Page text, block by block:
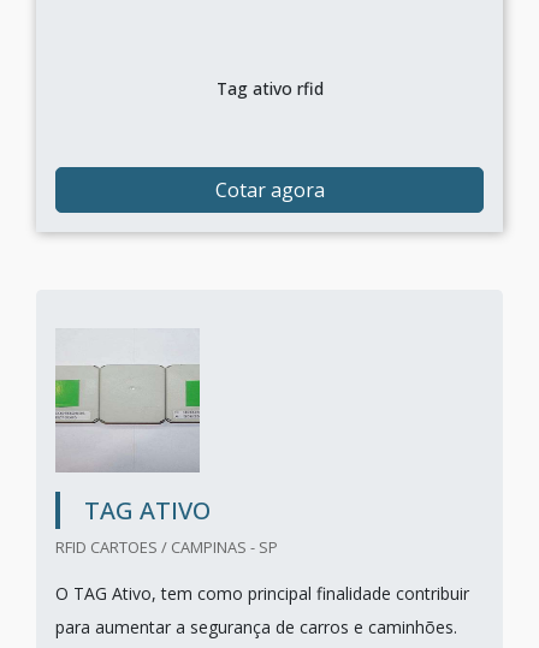
Tag ativo rfid
Cotar agora
TAG ATIVO
RFID CARTOES / CAMPINAS - SP
O TAG Ativo, tem como principal finalidade contribuir
para aumentar a segurança de carros e caminhões.